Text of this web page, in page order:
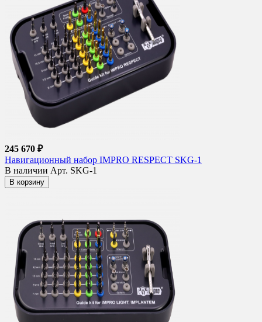
245 670 ₽
Навигационный набор IMPRO RESPECT SKG-1
В наличии Арт. SKG-1
В корзину